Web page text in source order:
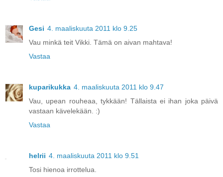
Gesi 4. maaliskuuta 2011 klo 9.25
Vau minkä teit Vikki. Tämä on aivan mahtava!
Vastaa
kuparikukka 4. maaliskuuta 2011 klo 9.47
Vau, upean rouheaa, tykkään! Tällaista ei ihan joka päivä
vastaan kävelekään. :)
Vastaa
helrii 4. maaliskuuta 2011 klo 9.51
Tosi hienoa irrottelua.